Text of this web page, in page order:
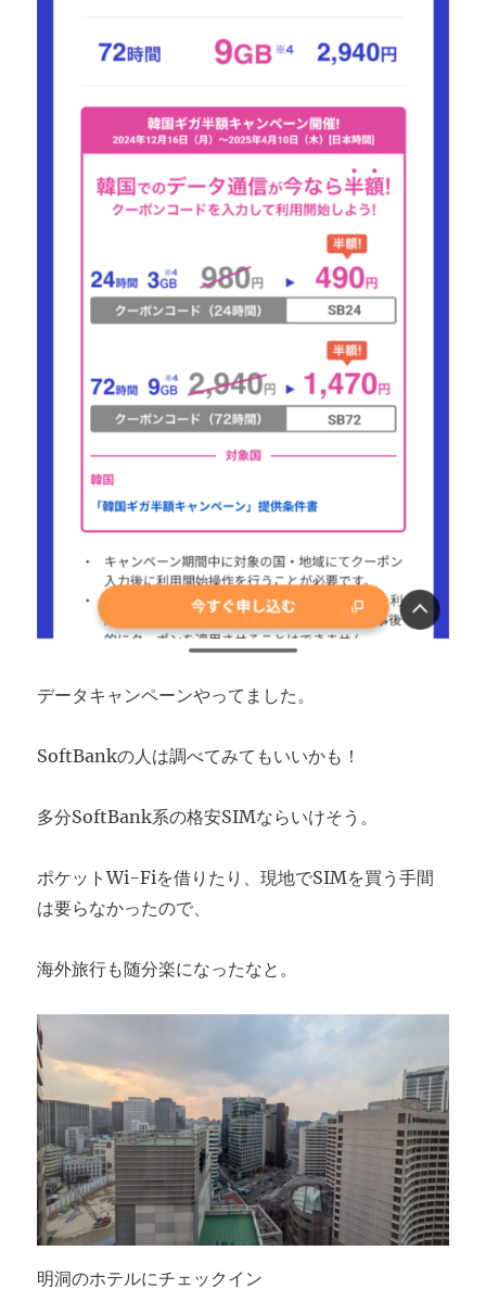
データキャンペーンやってました。
SoftBankの人は調べてみてもいいかも！
多分SoftBank系の格安SIMならいけそう。
ポケットWi-Fiを借りたり、現地でSIMを買う手間
は要らなかったので、
海外旅行も随分楽になったなと。
明洞のホテルにチェックイン